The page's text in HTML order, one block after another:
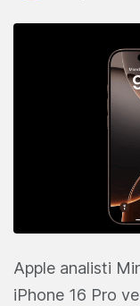
Apple analisti
iPhone 16 Pro